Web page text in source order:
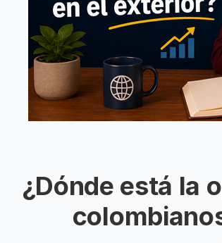
¿Dónde está la